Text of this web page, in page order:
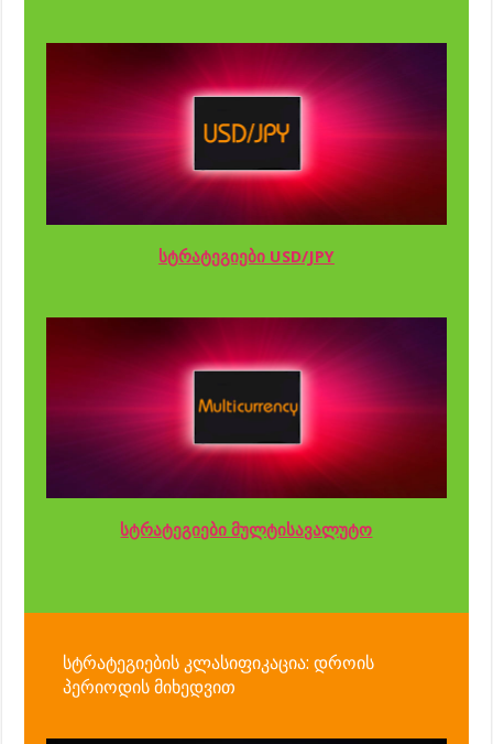
სტრატეგიები USD/JPY
სტრატეგიები მულტისავალუტო
სტრატეგიების კლასიფიკაცია: დროის
პერიოდის მიხედვით